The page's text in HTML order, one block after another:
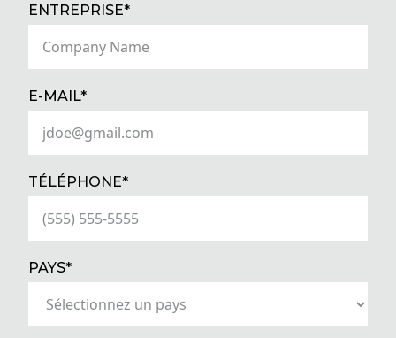
ENTREPRISE*(REQUIRED)
E-MAIL*(REQUIRED)
TÉLÉPHONE*(REQUIRED)
PAYS*(REQUIRED)